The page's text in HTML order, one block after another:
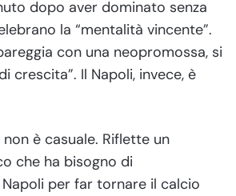
dopo aver dominato senza
la “mentalità vincente”.
con una neopromossa, si
crescita”. Il Napoli, invece, è
è casuale. Riflette un
che ha bisogno di
per far tornare il calcio